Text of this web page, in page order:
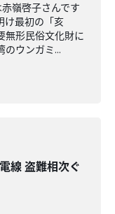
嶺啓子さんです
け最初の「亥
無形民俗文化財に
のウンガミ...
線 盗難相次ぐ